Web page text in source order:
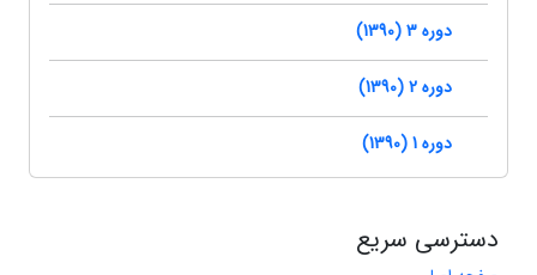
دوره 3 (1390)
دوره 2 (1390)
دوره 1 (1390)
دسترسی سریع